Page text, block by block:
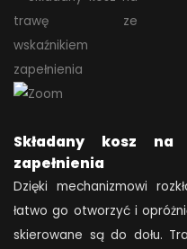
Składany kosz
zapełnienia
Dzięki mechanizmowi
łatwo go otworzyć i
skierowane są do dołu.